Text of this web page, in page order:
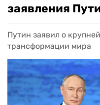
заявления
Путин заявил о
трансформации мира